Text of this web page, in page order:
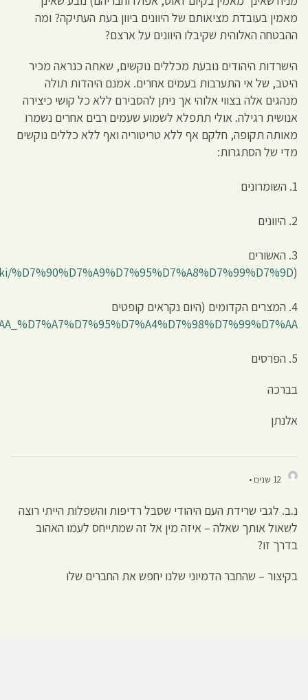
http://
)
http://he.wikipedia.org/wiki/
)